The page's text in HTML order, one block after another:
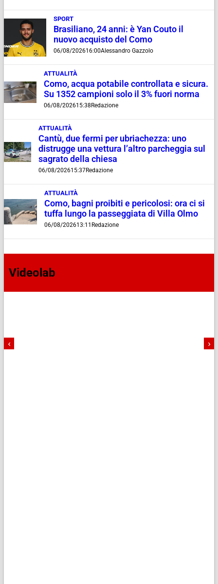
SPORT
Brasiliano, 24 anni: è Yan Couto il
nuovo acquisto del Como
06/08/202616:00Alessandro Gazzolo
ATTUALITÀ
Como, acqua potabile controllata e sicura.
Su 1352 campioni solo il 3% fuori norma
06/08/202615:38 Redazione
ATTUALITÀ
Cantù, due fermi per ubriachezza: uno
distrugge una vettura l’altro parcheggia sul
sagrato della chiesa
06/08/202615:37Redazione
ATTUALITÀ
Como, bagni proibiti e pericolosi: ora ci si
tuffa lungo la passeggiata di Villa Olmo
06/08/202613:11 Redazione
Videolab
‹ ›